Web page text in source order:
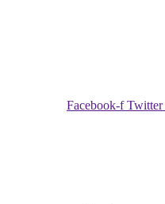
Facebook-f Twitter